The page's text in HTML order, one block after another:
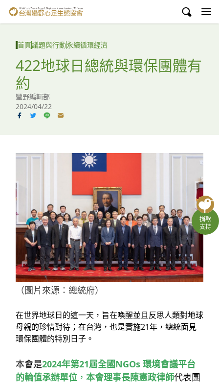
台灣蠻野心足生態協會
議題與行動
環境教育
白海豚媽祖宮
English
YouTube
捐款
支持
首頁議題與行動永續循環經濟
422地球日總統與環保團體有
約
蠻野編輯部
2024/04/22
（圖片來源：總統府）
在世界地球日的這一天，旨在喚醒並且反思人類對地球
母親的珍惜對待；在台灣，也是實施21年，總統面見
環保團體的特別日子。
本會是2024年第21屆全國NGOs 環境會議平台
的輪值承辦單位 ， 本會理事長陳憲政律師代表團